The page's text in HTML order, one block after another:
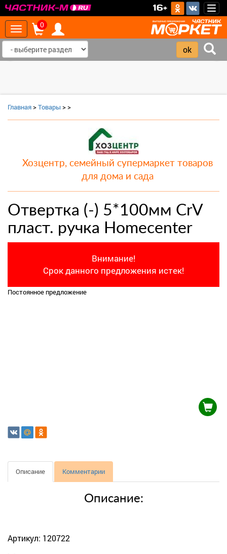
16+
Toggle
navigation
0
Главная>Товары >>
Хозцентр, семейный супермаркет товаров
для дома и сада
Отвертка (-) 5*100мм CrV
пласт. ручка Homecenter
Внимание!
Срок данного предложения истек!
Постоянное предложение
Описание Комментарии
Описание:
Артикул: 120722
‹ ›